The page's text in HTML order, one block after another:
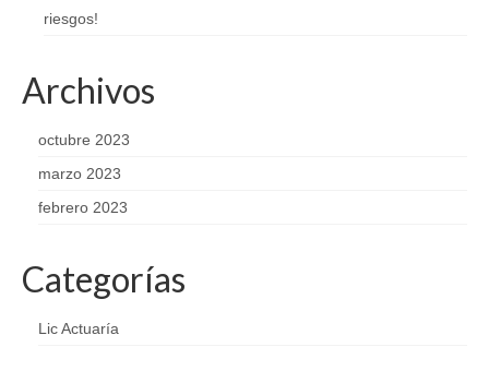
riesgos!
Archivos
octubre 2023
marzo 2023
febrero 2023
Categorías
Lic Actuaría